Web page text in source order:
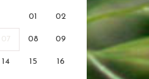
01 02
07 08 09
14 15 16